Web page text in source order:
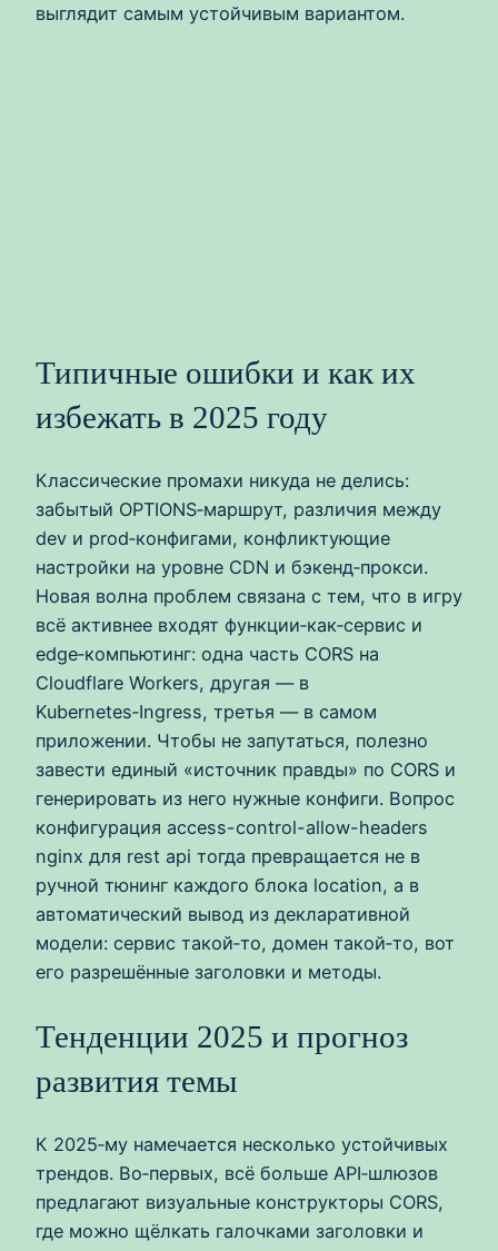
выглядит самым устойчивым вариантом.
Типичные ошибки и как их
избежать в 2025 году
Классические промахи никуда не делись:
забытый OPTIONS‑маршрут, различия между
dev и prod‑конфигами, конфликтующие
настройки на уровне CDN и бэкенд‑прокси.
Новая волна проблем связана с тем, что в игру
всё активнее входят функции‑как‑сервис и
edge‑компьютинг: одна часть CORS на
Cloudflare Workers, другая — в
Kubernetes‑Ingress, третья — в самом
приложении. Чтобы не запутаться, полезно
завести единый «источник правды» по CORS и
генерировать из него нужные конфиги. Вопрос
конфигурация access-control-allow-headers
nginx для rest api тогда превращается не в
ручной тюнинг каждого блока location, а в
автоматический вывод из декларативной
модели: сервис такой‑то, домен такой‑то, вот
его разрешённые заголовки и методы.
Тенденции 2025 и прогноз
развития темы
К 2025‑му намечается несколько устойчивых
трендов. Во‑первых, всё больше API‑шлюзов
предлагают визуальные конструкторы CORS,
где можно щёлкать галочками заголовки и